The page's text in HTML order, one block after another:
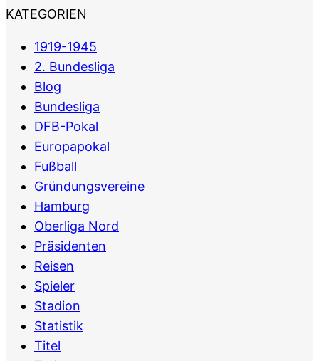
KATEGORIEN
1919-1945
2. Bundesliga
Blog
Bundesliga
DFB-Pokal
Europapokal
Fußball
Gründungsvereine
Hamburg
Oberliga Nord
Präsidenten
Reisen
Spieler
Stadion
Statistik
Titel